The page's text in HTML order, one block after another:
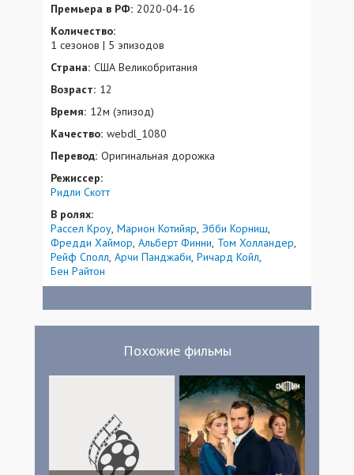
Премьера в РФ: 2020-04-16
Количество:
1 сезонов | 5 эпизодов
Страна: США Великобритания
Возраст: 12
Время: 12м (эпизод)
Качество: webdl_1080
Перевод: Оригинальная дорожка
Режиссер:
Ридли Скотт
В ролях:
Рассел Кроу Марион Котийяр Эбби Корниш
Фредди Хаймор Альберт Финни Том Холландер
Рейф Сполл Арчи Панджаби Ричард Койл
Бен Райтон
Похожие фильмы